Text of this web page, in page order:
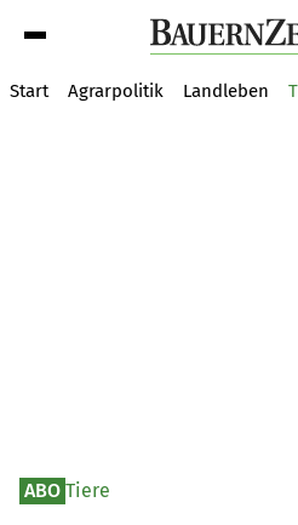
Start Agrarpolitik Landleben
ABO Tiere